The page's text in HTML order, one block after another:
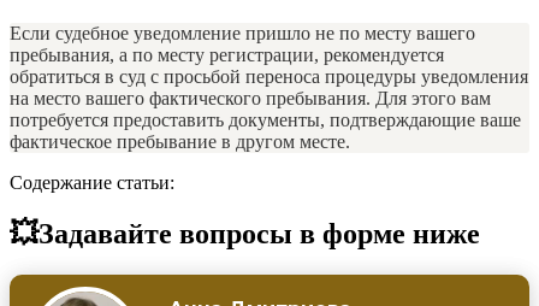
Если судебное уведомление пришло не по месту вашего
пребывания, а по месту регистрации, рекомендуется
обратиться в суд с просьбой переноса процедуры уведомления
на место вашего фактического пребывания. Для этого вам
потребуется предоставить документы, подтверждающие ваше
фактическое пребывание в другом месте.
Содержание статьи:
💥Задавайте вопросы в форме ниже